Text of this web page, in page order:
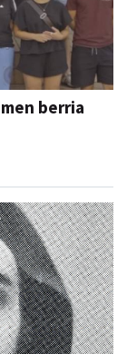
berria